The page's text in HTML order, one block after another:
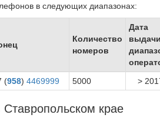
в следующих диапазонах:
Количество
номеров
Дата
(958) 4469999 5000 >
Ставропольском крае